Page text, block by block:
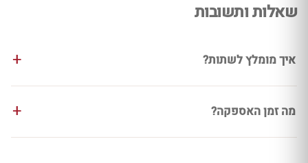
שאלות ותשובות
איך מומלץ לשתות?
מה זמן האספקה?